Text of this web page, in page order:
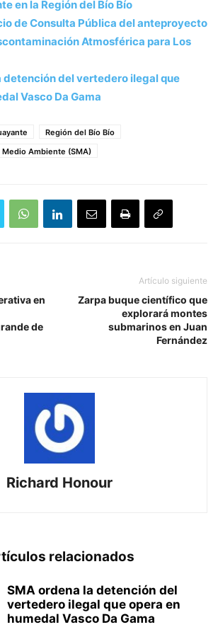
en la Región del Bío Bío
de Consulta Pública del anteproyecto
Atmosférica para Los
detención del vertedero ilegal que
Vasco Da Gama
Región del Bío Bío
Ambiente (SMA)
en
de
Artículo siguiente
Zarpa buque científico que
explorará montes
submarinos en Juan
Fernández
Richard Honour
relacionados
SMA ordena la detención del
vertedero ilegal que opera en
humedal Vasco Da Gama